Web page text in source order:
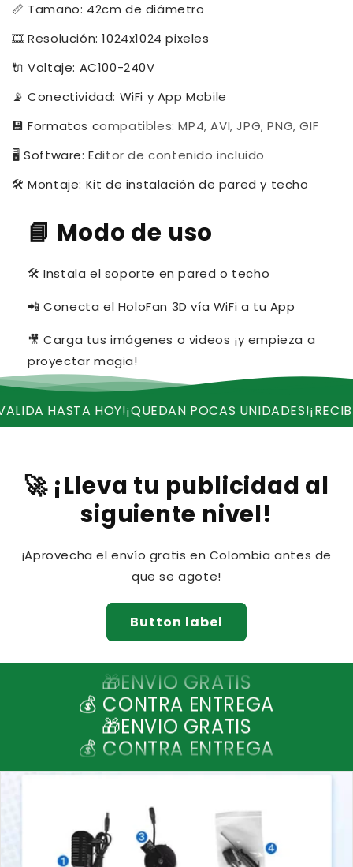
📏 Tamaño: 42cm de diámetro
🎞️ Resolución: 1024x1024 pixeles
🔌 Voltaje: AC100-240V
📡 Conectividad: WiFi y App Mobile
💾 Formatos compatibles: MP4, AVI, JPG, PNG, GIF
🖥️ Software: Editor de contenido incluido
🛠️ Montaje: Kit de instalación de pared y techo
📘 Modo de uso
🛠️ Instala el soporte en pared o techo
📲 Conecta el HoloFan 3D vía WiFi a tu App
🎥 Carga tus imágenes o videos ¡y empieza a
proyectar magia!
HOY!¡QUEDAN POCAS UNIDADES! ¡RECIBE ENVIO
🚀 ¡Lleva tu publicidad al
siguiente nivel!
¡Aprovecha el envío gratis en Colombia antes de
que se agote!
Button label
🎁ENVIO GRATIS
💰 CONTRA ENTREGA
🎁ENVIO GRATIS
💰 CONTRA ENTREGA
🎁ENVIO GRATIS
💰 CONTRA ENTREGA
💰 CONTRA ENTREGA